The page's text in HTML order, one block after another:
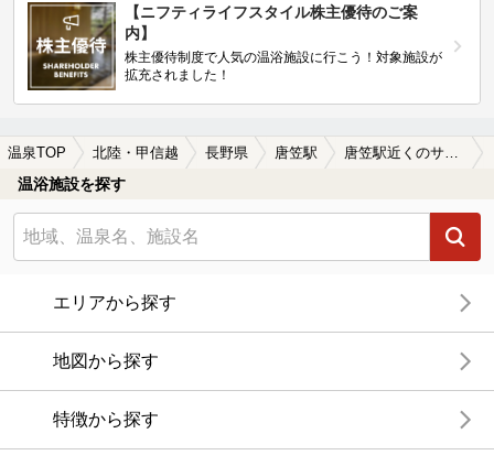
【ニフティライフスタイル株主優待のご案
内】
株主優待制度で人気の温浴施設に行こう！対象施設が
拡充されました！
温泉TOP 北陸・甲信越 長野県 唐笠駅
温浴施設を探す
エリアから探す
地図から探す
特徴から探す